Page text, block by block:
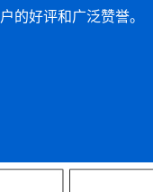
的好评和广泛赞誉。